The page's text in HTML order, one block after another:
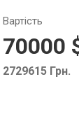
Вартість
70000
2729615 Грн.